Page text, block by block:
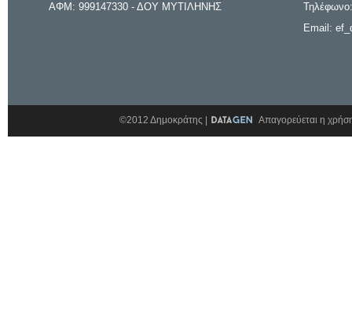
ΑΦΜ: 999147330 - ΔΟΥ ΜΥΤΙΛΗΝΗΣ
Email:
©2012 Δημοκράτης | Απαγορεύεται η